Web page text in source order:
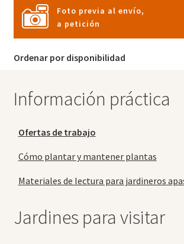
Foto previa al envío,
a petición
Ordenar por disponibilidad
Información práctica
Ofertas de trabajo
Cómo plantar y mantener plantas
Materiales de lectura para jardineros
Jardines para visitar